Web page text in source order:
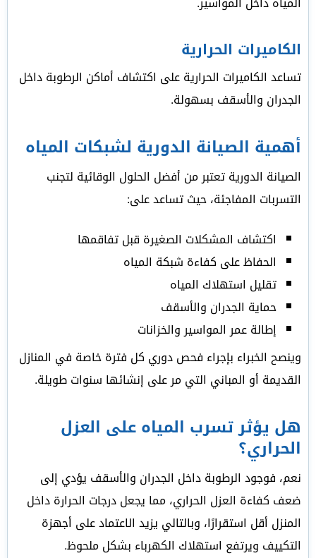
الكاميرات الحرارية
تساعد الكاميرات الحرارية على اكتشاف أماكن الرطوبة داخل
الجدران والأسقف بسهولة.
أهمية الصيانة الدورية لشبكات المياه
الصيانة الدورية تعتبر من أفضل الحلول الوقائية لتجنب
التسربات المفاجئة، حيث تساعد على:
اكتشاف المشكلات الصغيرة قبل تفاقمها
الحفاظ على كفاءة شبكة المياه
تقليل استهلاك المياه
حماية الجدران والأسقف
إطالة عمر المواسير والخزانات
وينصح الخبراء بإجراء فحص دوري كل فترة خاصة في المنازل
القديمة أو المباني التي مر على إنشائها سنوات طويلة.
هل يؤثر تسرب المياه على العزل
الحراري؟
نعم، فوجود الرطوبة داخل الجدران والأسقف يؤدي إلى
ضعف كفاءة العزل الحراري، مما يجعل درجات الحرارة داخل
المنزل أقل استقرارًا، وبالتالي يزيد الاعتماد على أجهزة
التكييف ويرتفع استهلاك الكهرباء بشكل ملحوظ.